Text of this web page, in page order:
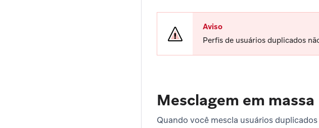
Aviso
Perfis de usuários duplicados
Mesclagem em massa
Quando você mescla usuários